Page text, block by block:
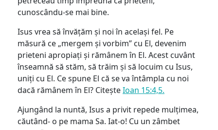
cunoscându-se mai bine.
Isus vrea să învățăm și noi în același fel. Pe
măsură ce „mergem și vorbim” cu El, devenim
prieteni apropiați și rămânem în El. Acest cuvânt
înseamnă să stăm, să trăim și să locuim cu Isus,
uniți cu El. Ce spune El că se va întâmpla cu noi
dacă rămânem în El? CiteșteIoan 15:4,5.
Ajungând la nuntă, Isus a privit repede mulțimea,
căutând- o pe mama Sa. Iat-o! Cu un zâmbet